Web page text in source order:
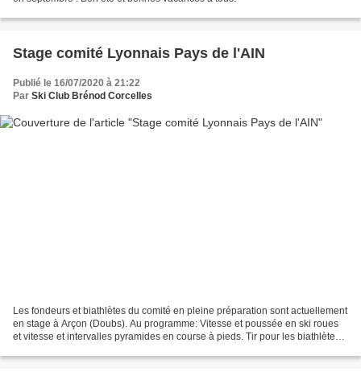
Stage comité Lyonnais Pays de l'AIN
Publié le 16/07/2020 à 21:22
Par Ski Club Brénod Corcelles
Les fondeurs et biathlètes du comité en pleine préparation sont actuellement
en stage à Arçon (Doubs). Au programme: Vitesse et poussée en ski roues
et vitesse et intervalles pyramides en course à pieds. Tir pour les biathlètes